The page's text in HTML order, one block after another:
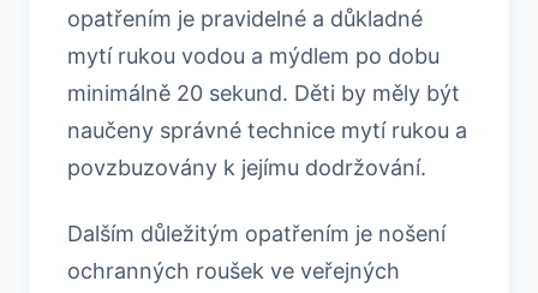
opatřením je pravidelné a důkladné
mytí rukou vodou a mýdlem po dobu
minimálně 20 sekund. Děti by měly být
naučeny správné technice mytí rukou a
povzbuzovány k jejímu dodržování.
Dalším důležitým opatřením je nošení
ochranných roušek ve veřejných